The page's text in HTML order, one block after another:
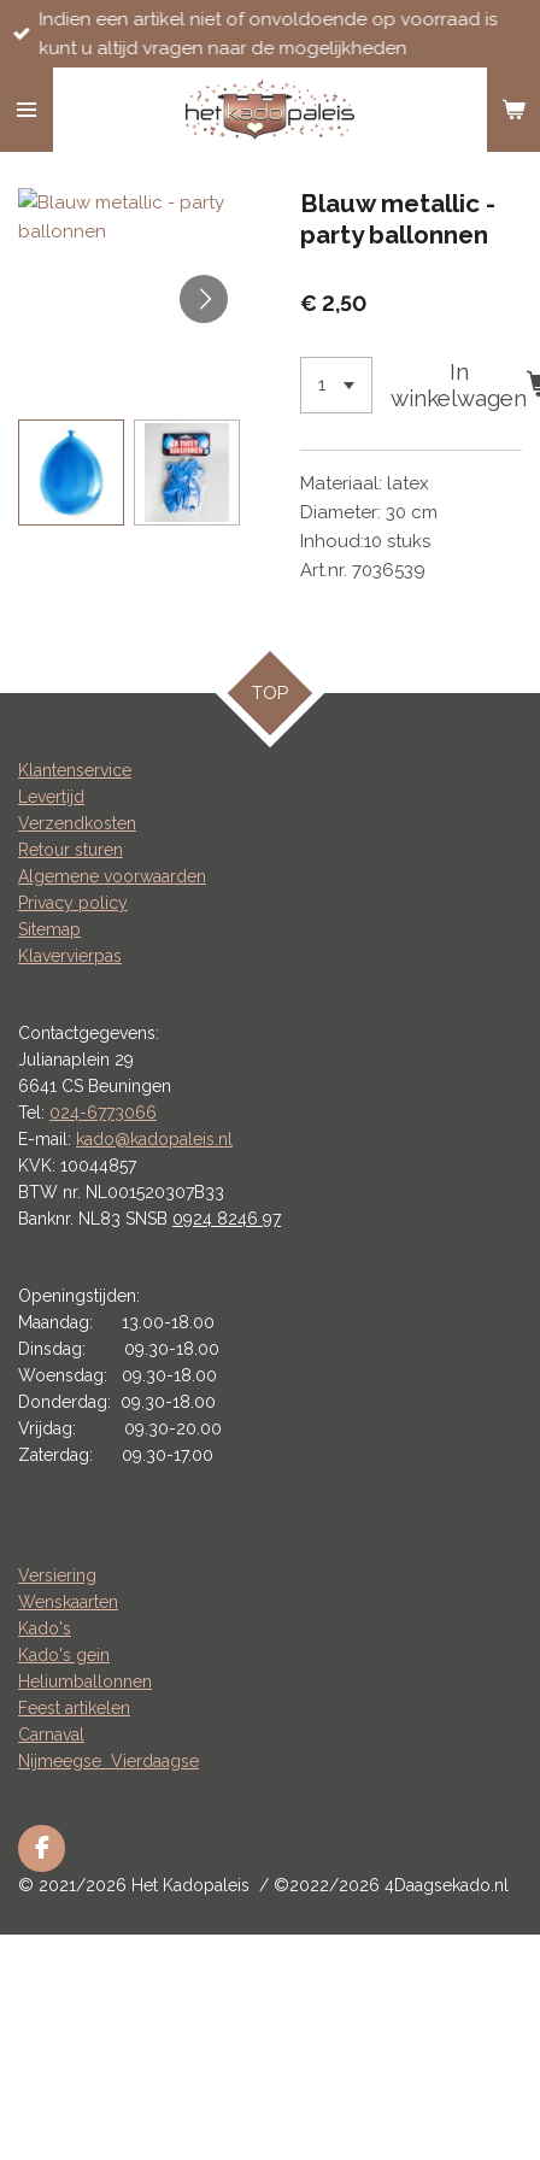
Ga
direct
de
Indien een artikel niet of onvoldoende op voorraad is
kunt u altijd vragen naar de mogelijkheden
Blauw metallic -
party ballonnen
€ 2,50
In
winkelwagen
Materiaal: latex
Diameter: 30 cm
Inhoud:10 stuks
Art.nr. 7036539
TOP
Klantenservice
Levertijd
Verzendkosten
Retour sturen
Algemene voorwaarden
Privacy policy
Sitemap
Klavervierpas
Contactgegevens:
Julianaplein 29
6641 CS Beuningen
Tel: 024-6773066
E-mail: kado@kadopaleis.nl
KVK: 10044857
BTW nr. NL001520307B33
Banknr. NL83 SNSB 0924 8246 97
Openingstijden:
Maandag: 13.00-18.00
Dinsdag: 09.30-18.00
Woensdag: 09.30-18.00
Donderdag: 09.30-18.00
Vrijdag: 09.30-20.00
Zaterdag: 09.30-17.00
Versiering
Wenskaarten
Kado's
Kado's gein
Heliumballonnen
Feest artikelen
Carnaval
Nijmeegse Vierdaagse
F
a
© 2021/2026 Het Kadopaleis / ©2022/2026 4Daagsekado.nl